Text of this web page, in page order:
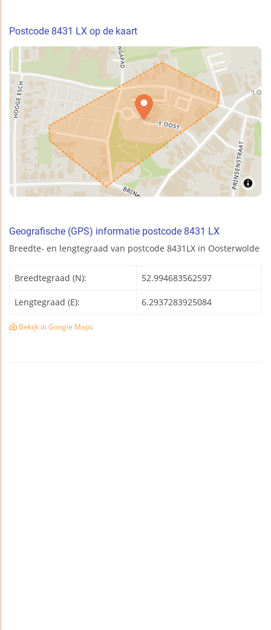
Postcode 8431 LX op de kaart
Geografische (GPS) informatie postcode 8431 LX
Breedte- en lengtegraad van postcode 8431LX in Oosterwolde
Breedtegraad (N): 52.994683562597
Lengtegraad (E): 6.2937283925084
Bekijk in Google Maps